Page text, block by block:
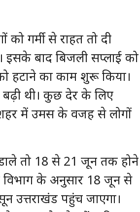
को गर्मी से राहत तो दी
बाद बिजली सप्लाई को
हटाने का काम शुरू किया।
बढ़ी थी। कुछ देर के लिए
में उमस के वजह से लोगों
तो 18 से 21 जून तक होने
विभाग के अनुसार 18 जून से
उत्तराखंड पहुंच जाएगा।